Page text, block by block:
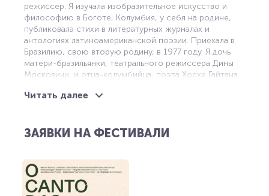
режиссер. Я изучала изобразительное искусство и
философию в Боготе, Колумбия, у себя на родине,
публиковала стихи в литературных журналах и
антологиях латиноамериканской поэзии. Приехала в
Бразилию, свою вторую родину, в 1977 году. Я дочь
матери-бразильянки, театрального режиссера Дины
Московичи, и отца-колумбийца, поэта Хорхе Гайтана
Именно в Бразилии я создала свои первые
художественным руководителем в фильме Глаубера
восприятии и изучении кинематографического языка.
С этого момента я начала работать в кино в качестве
режиссера, постоянно укрепляя свой диалог с
Читать далее
ЗАЯВКИ НА ФЕСТИВАЛИ